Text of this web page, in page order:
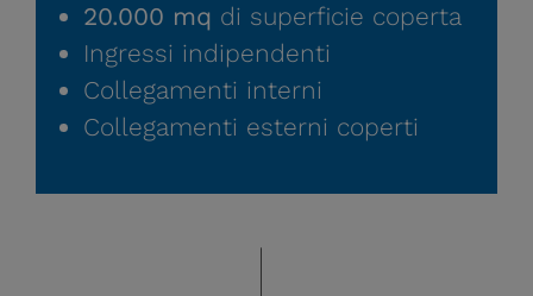
20.000 mq di superficie coperta
Ingressi indipendenti
Collegamenti interni
Collegamenti esterni coperti